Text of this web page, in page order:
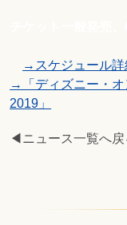
→スケジュール詳
→「ディズニー・オ
2019」
◀ニュース一覧へ戻